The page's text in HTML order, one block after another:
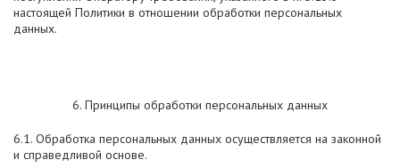
настоящей Политики в отношении обработки персональных
данных.
6. Принципы обработки персональных данных
6.1. Обработка персональных данных осуществляется на законной
и справедливой основе.